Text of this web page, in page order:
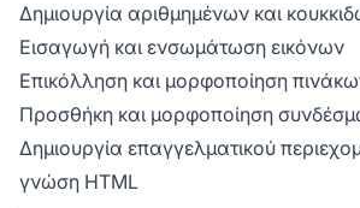
Δημιουργία αριθμημένων και
Εισαγωγή και ενσωμάτωση εικόνων
Επικόλληση και μορφοποίηση
Προσθήκη και μορφοποίηση
Δημιουργία επαγγελματικού
γνώση HTML